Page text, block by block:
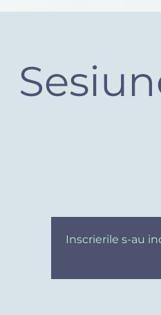
Inscrierile s-au